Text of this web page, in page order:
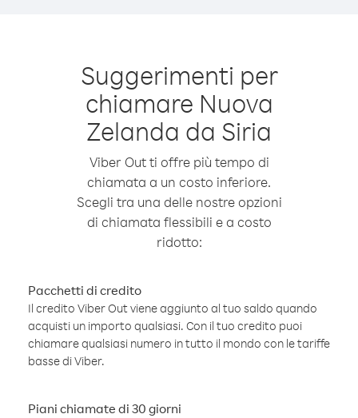
Suggerimenti per
chiamare Nuova
Zelanda da Siria
Viber Out ti offre più tempo di
chiamata a un costo inferiore.
Scegli tra una delle nostre opzioni
di chiamata flessibili e a costo
ridotto:
Pacchetti di credito
Il credito Viber Out viene aggiunto al tuo saldo quando
acquisti un importo qualsiasi. Con il tuo credito puoi
chiamare qualsiasi numero in tutto il mondo con le tariffe
basse di Viber.
Piani chiamate di 30 giorni